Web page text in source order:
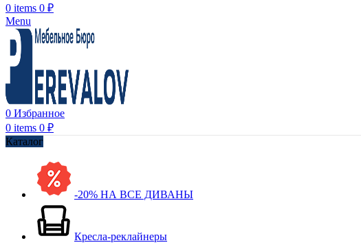
0 items 0 ₽
Menu
0 Избранное
0 items 0 ₽
Каталог
-20% НА ВСЕ ДИВАНЫ
Кресла-реклайнеры